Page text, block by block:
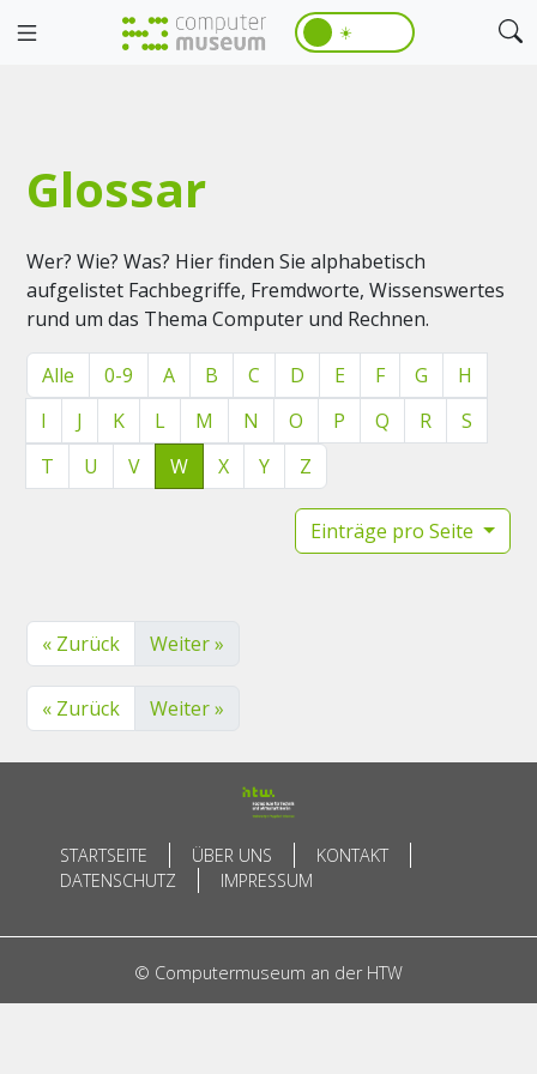
☀️
Glossar
Wer? Wie? Was? Hier finden Sie alphabetisch
aufgelistet Fachbegriffe, Fremdworte, Wissenswertes
rund um das Thema Computer und Rechnen.
Alle 0-9 A B C D E F G
H
I
J K L M N O P Q R
S
T
U V W X Y Z
Einträge pro Seite
« Zurück Weiter »
« Zurück Weiter »
STARTSEITE ÜBER UNS
KONTAKT
DATENSCHUTZ
IMPRESSUM
© Computermuseum an der HTW